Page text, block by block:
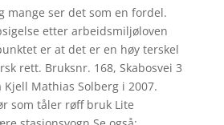
mange ser det som en fordel.
etter arbeidsmiljøloven
er at det er en høy terskel
rett. Bruksnr. 168, Skabosvei 3
Mathias Solberg i 2007.
som tåler røff bruk Lite